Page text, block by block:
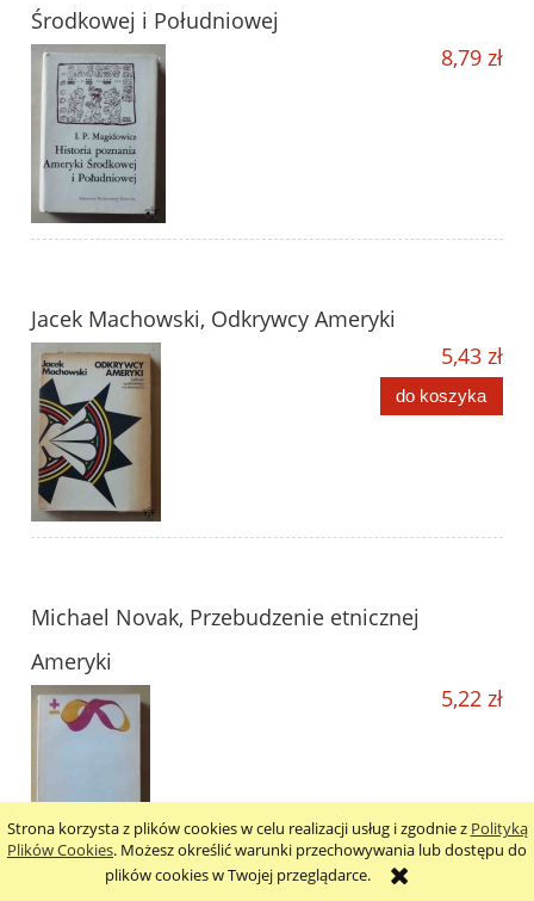
Strona korzysta z plików cookies w celu realizacji usług i zgodnie z Polityką
Plików Cookies. Możesz określić warunki przechowywania lub dostępu do
plików cookies w Twojej przeglądarce.
Środkowej i Południowej
8,79 zł
Jacek Machowski, Odkrywcy Ameryki
5,43 zł
do koszyka
Michael Novak, Przebudzenie etnicznej
Ameryki
5,22 zł